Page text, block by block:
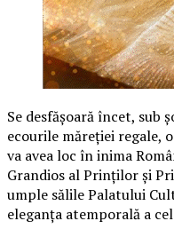
Se desfășoară încet, sub
ecourile măreției regale,
va avea loc în inima
Grandios al Prinților și
umple sălile Palatului
eleganța atemporală a